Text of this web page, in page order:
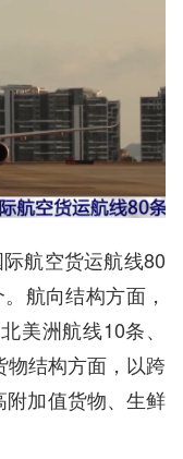
航空货运航线80
航向结构方面，
美洲航线10条、
结构方面，以跨
加值货物、生鲜